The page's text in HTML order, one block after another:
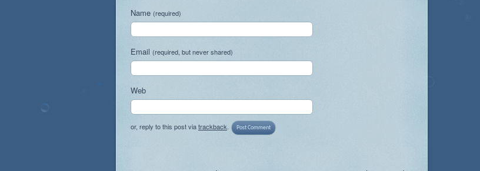
Name (required)
Email (required, but never shared)
Web
or, reply to this post viatrackback